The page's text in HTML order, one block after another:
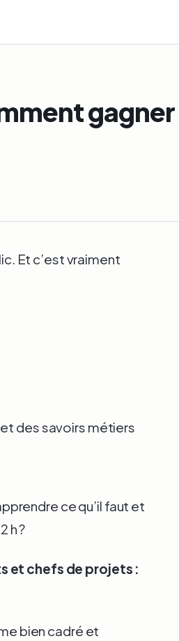
gagner
Et c’est vraiment
des savoirs métiers
ce qu’il faut et
h ?
et chefs de projets :
bien cadré et